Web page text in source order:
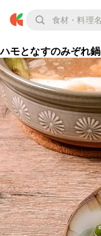
ハモとなすのみぞれ鍋